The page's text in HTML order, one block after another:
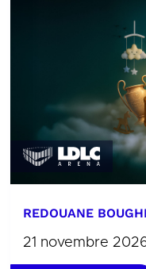
REDOUANE
21 novembre